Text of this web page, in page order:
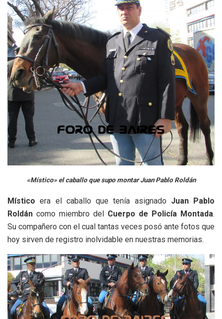
«Místico» el caballo que supo montar Juan Pablo Roldán
Místico era el caballo que tenía asignado Juan Pablo
Roldán como miembro del Cuerpo de Policía Montada.
Su compañero con el cual tantas veces posó ante fotos que
hoy sirven de registro inolvidable en nuestras memorias.